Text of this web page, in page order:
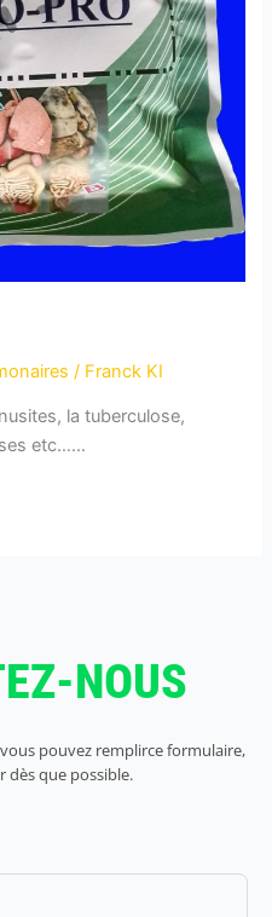
/ Franck KI
la tuberculose,
etc……
NOUS
pouvez remplirce formulaire,
dès que possible.